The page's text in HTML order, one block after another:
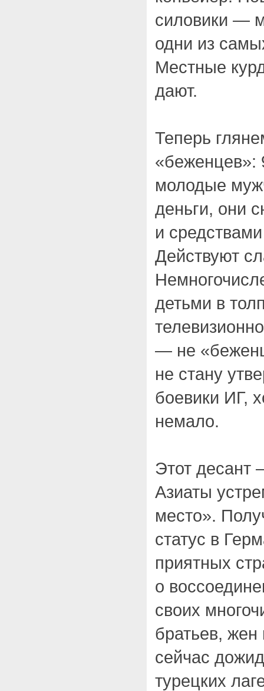
силовики —
одни из
Местные
дают.
Теперь
«беженцев»:
молодые
деньги, они
и
Действуют
детьми в
— не
не стану
боевики ИГ,
немало.
Этот десант
Азиаты
место».
статус в
приятных
о
своих
братьев, жен
сейчас
турецких